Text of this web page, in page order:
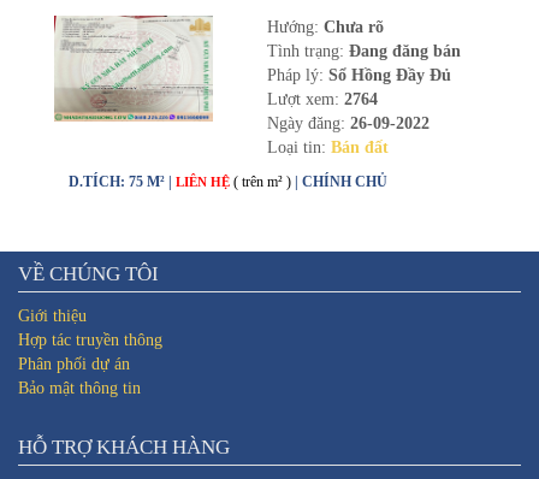
Hướng: Chưa rõ
Tình trạng: Đang đăng bán
Pháp lý: Sổ Hồng Đầy Đủ
Lượt xem: 2764
Ngày đăng: 26-09-2022
Loại tin: Bán đất
D.TÍCH: 75 M² | LIÊN HỆ ( trên m² ) | CHÍNH CHỦ
VỀ CHÚNG TÔI
Giới thiệu
Hợp tác truyền thông
Phân phối dự án
Bảo mật thông tin
HỖ TRỢ KHÁCH HÀNG